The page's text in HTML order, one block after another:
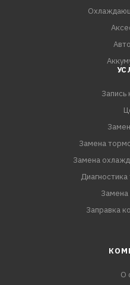
Запись
Замена
Замена
Замена
Заправка
О